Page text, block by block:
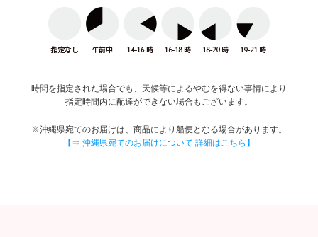
時間を指定された場合でも、天候等によるやむを得ない事情により
指定時間内に配達ができない場合もございます。
※沖縄県宛てのお届けは、商品により船便となる場合があります。
【⇒ 沖縄県宛てのお届けについて 詳細はこちら】